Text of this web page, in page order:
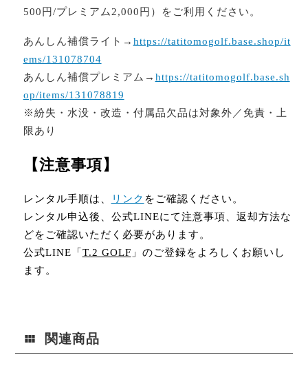
500円/プレミアム2,000円）をご利用ください。
あんしん補償ライト→ https://tatitomogolf.base.shop/it
ems/131078704
あんしん補償プレミアム→ https://tatitomogolf.base.sh
op/items/131078819
※紛失・水没・改造・付属品欠品は対象外／免責・上
限あり
【注意事項】
レンタル手順は、 リンク をご確認ください。
レンタル申込後、公式LINEにて注意事項、返却方法な
どをご確認いただく必要があります。
公式LINE「 T.2 GOLF 」のご登録をよろしくお願いし
ます。
関連商品